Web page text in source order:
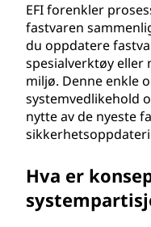
EFI forenkler
fastvaren
du oppdatere
spesialverktøy eller
miljø. Denne enkle
systemvedlikehold
nytte av de nyeste
Hva er